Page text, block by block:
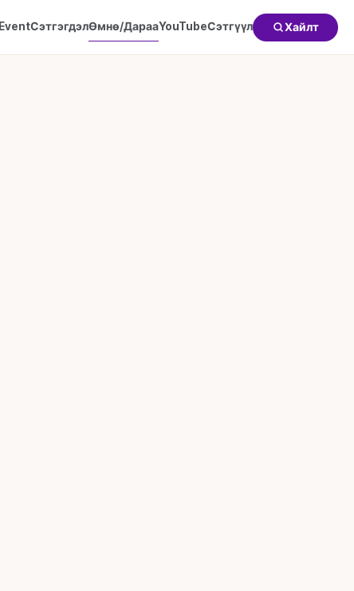
EventСэтгэгдэлӨмнө/ДарааYouTubeСэтгүүл Хайлт